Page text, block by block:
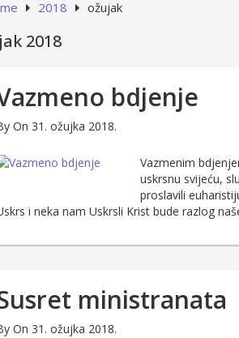
2018 ožujak
2018
bdjenje
On 31. ožujka 2018.
Vazmenim
uskrsnu svijeću,
proslavili
i neka nam Uskrsli Krist bude razlog
ministranata
On 31. ožujka 2018.